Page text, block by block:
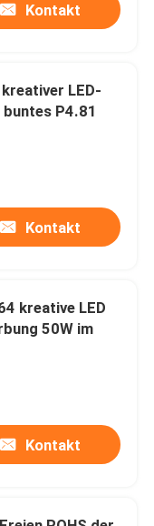
Kontakt
LED-
P4.81
Kontakt
kreative LED
50W im
Kontakt